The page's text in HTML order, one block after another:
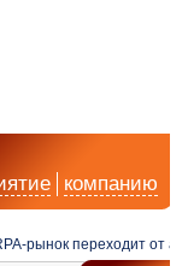
компанию
переходит от